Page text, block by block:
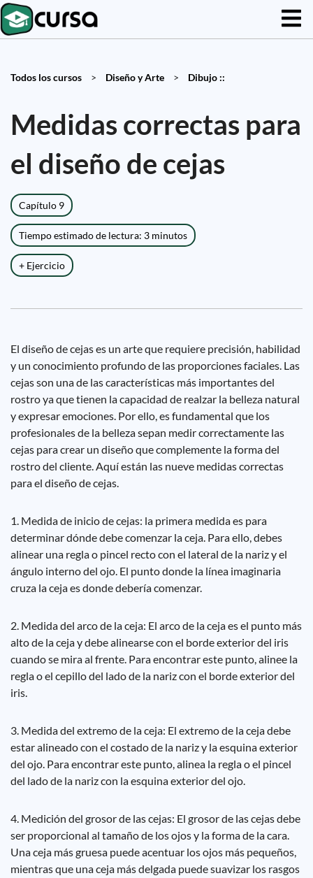
Todos los cursos > Diseño y Arte > Dibujo ::
Medidas correctas para
el diseño de cejas
Capítulo 9
Tiempo estimado de lectura: 3 minutos
+ Ejercicio
El diseño de cejas es un arte que requiere precisión, habilidad
y un conocimiento profundo de las proporciones faciales. Las
cejas son una de las características más importantes del
rostro ya que tienen la capacidad de realzar la belleza natural
y expresar emociones. Por ello, es fundamental que los
profesionales de la belleza sepan medir correctamente las
cejas para crear un diseño que complemente la forma del
rostro del cliente. Aquí están las nueve medidas correctas
para el diseño de cejas.
1. Medida de inicio de cejas: la primera medida es para
determinar dónde debe comenzar la ceja. Para ello, debes
alinear una regla o pincel recto con el lateral de la nariz y el
ángulo interno del ojo. El punto donde la línea imaginaria
cruza la ceja es donde debería comenzar.
2. Medida del arco de la ceja: El arco de la ceja es el punto más
alto de la ceja y debe alinearse con el borde exterior del iris
cuando se mira al frente. Para encontrar este punto, alinee la
regla o el cepillo del lado de la nariz con el borde exterior del
iris.
3. Medida del extremo de la ceja: El extremo de la ceja debe
estar alineado con el costado de la nariz y la esquina exterior
del ojo. Para encontrar este punto, alinea la regla o el pincel
del lado de la nariz con la esquina exterior del ojo.
4. Medición del grosor de las cejas: El grosor de las cejas debe
ser proporcional al tamaño de los ojos y la forma de la cara.
Una ceja más gruesa puede acentuar los ojos más pequeños,
mientras que una ceja más delgada puede suavizar los rasgos